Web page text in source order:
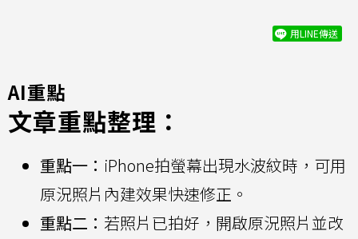
用LINE傳送
AI重點
文章重點整理：
重點一： iPhone拍螢幕出現水波紋時，可用
原況照片內建效果快速修正。
重點二： 若照片已拍好，開啟原況照片並改